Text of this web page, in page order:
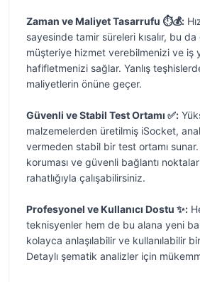
Zaman ve Maliyet Tasarrufu ⏱️💰:
sayesinde tamir süreleri kısalır, bu
müşteriye hizmet verebilmenizi ve iş
hafifletmenizi sağlar. Yanlış
maliyetlerin önüne geçer.
Güvenli ve Stabil Test Ortamı ✅:
malzemelerden üretilmiş iSocket,
vermeden stabil bir test ortamı sunar.
koruması ve güvenli bağlantı
rahatlığıyla çalışabilirsiniz.
Profesyonel ve Kullanıcı Dostu ✨:
teknisyenler hem de bu alana yeni
kolayca anlaşılabilir ve kullanılabilir
Detaylı şematik analizler için